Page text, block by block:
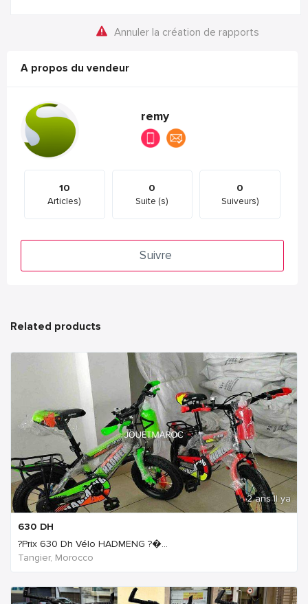
Annuler la création de rapports
A propos du vendeur
remy
10
Articles)
0
Suite (s)
0
Suiveurs)
Suivre
Related products
2 ans Il ya
630 DH
?Prix 630 Dh Vélo HADMENG ?�...
Tangier, Morocco